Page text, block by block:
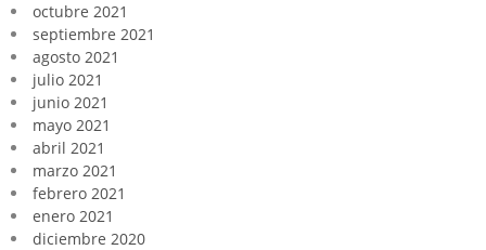
octubre 2021
septiembre 2021
agosto 2021
julio 2021
junio 2021
mayo 2021
abril 2021
marzo 2021
febrero 2021
enero 2021
diciembre 2020